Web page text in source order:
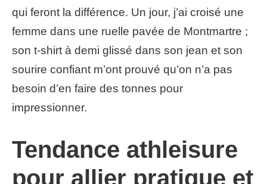
qui feront la différence. Un jour, j’ai croisé une
femme dans une ruelle pavée de Montmartre ;
son t-shirt à demi glissé dans son jean et son
sourire confiant m’ont prouvé qu’on n’a pas
besoin d’en faire des tonnes pour
impressionner.
Tendance athleisure
pour allier pratique et